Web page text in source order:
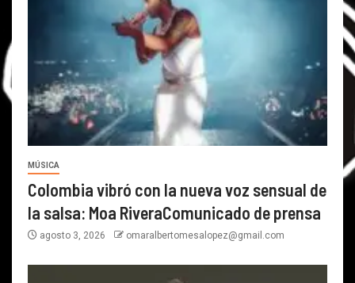
MÚSICA
Colombia vibró con la nueva voz sensual de
la salsa: Moa RiveraComunicado de prensa
agosto 3, 2026 omaralbertomesalopez@gmail.com